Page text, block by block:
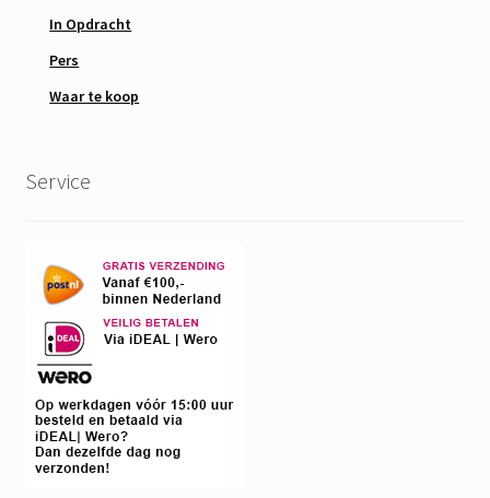
In Opdracht
Pers
Waar te koop
Service